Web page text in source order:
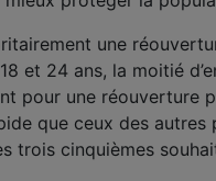
une
et 24 ans, la moitié
pour une
que ceux des
trois cinquièmes